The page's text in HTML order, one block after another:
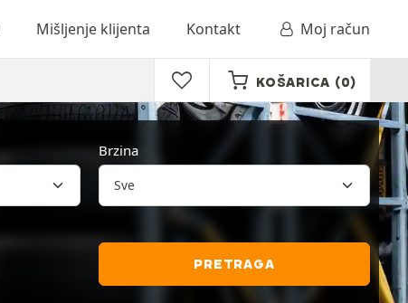
Mišljenje klijenta Kontakt Moj račun
KOŠARICA (0)
Brzina
PRETRAGA